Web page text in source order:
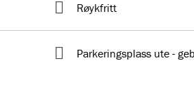
Røykfritt
Parkeringsplass ute -